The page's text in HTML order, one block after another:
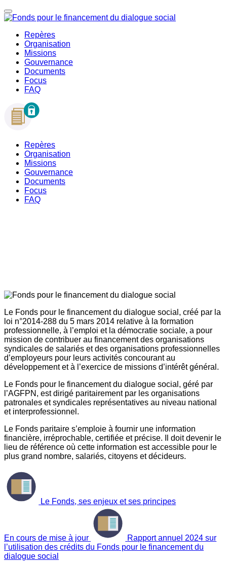
Repères
Organisation
Missions
Gouvernance
Documents
Focus
FAQ
Repères
Organisation
Missions
Gouvernance
Documents
Focus
FAQ
Le Fonds pour le financement du dialogue social, créé par la
loi n°2014-288 du 5 mars 2014 relative à la formation
professionnelle, à l’emploi et la démocratie sociale, a pour
mission de contribuer au financement des organisations
syndicales de salariés et des organisations professionnelles
d’employeurs pour leurs activités concourant au
développement et à l’exercice de missions d’intérêt général.
Le Fonds pour le financement du dialogue social, géré par
l’AGFPN, est dirigé paritairement par les organisations
patronales et syndicales représentatives au niveau national
et interprofessionnel.
Le Fonds paritaire s’emploie à fournir une information
financière, irréprochable, certifiée et précise. Il doit devenir le
lieu de référence où cette information est accessible pour le
plus grand nombre, salariés, citoyens et décideurs.
Le Fonds, ses enjeux et ses principes
En cours de mise à jour
Rapport annuel 2024 sur
l’utilisation des crédits du Fonds pour le financement du
dialogue social